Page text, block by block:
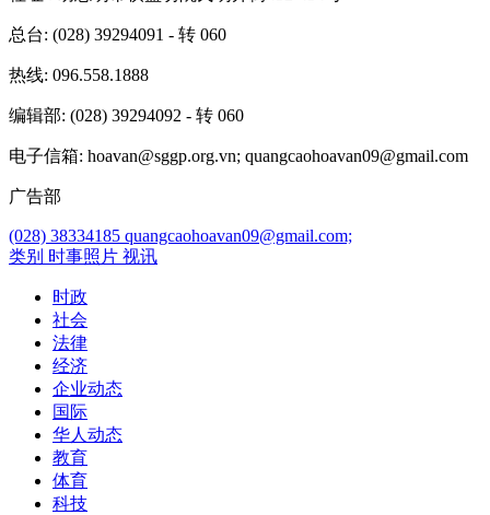
总台: (028) 39294091 - 转 060
热线: 096.558.1888
编辑部: (028) 39294092 - 转 060
电子信箱: hoavan@sggp.org.vn; quangcaohoavan09@gmail.com
广告部
(028) 38334185 quangcaohoavan09@gmail.com;
类别 时事照片 视讯
时政
社会
法律
经济
企业动态
国际
华人动态
教育
体育
科技